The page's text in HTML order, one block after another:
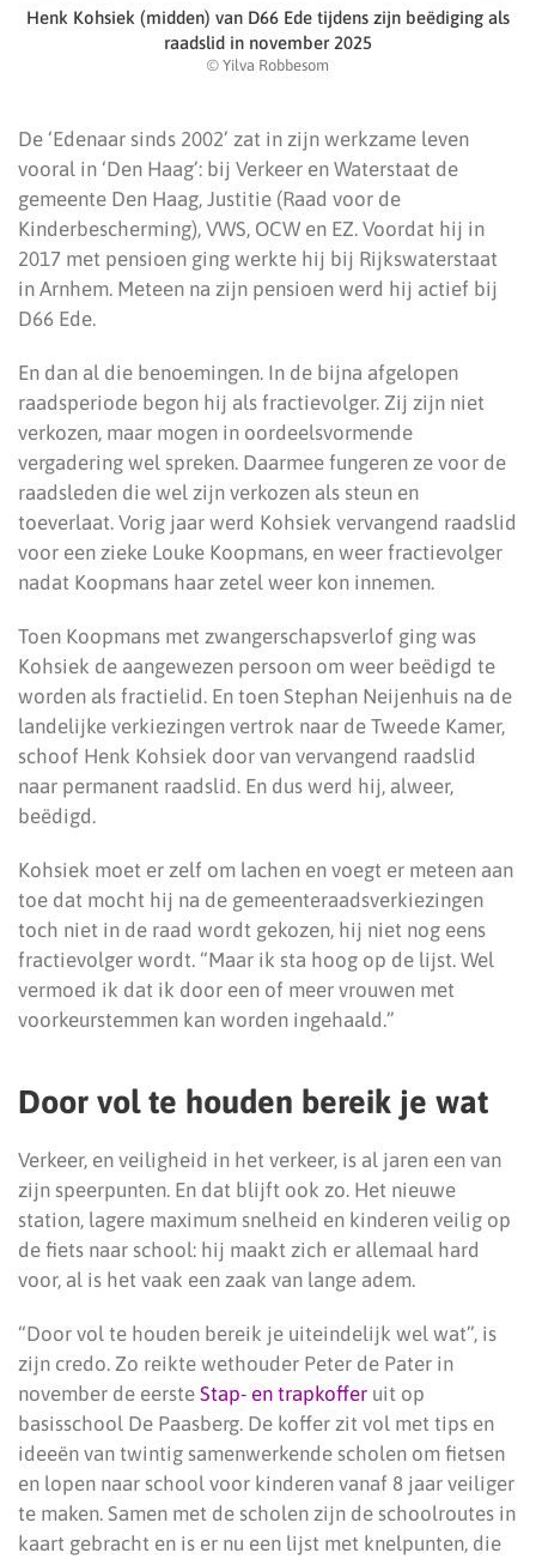
Henk Kohsiek (midden) van D66 Ede tijdens zijn beëdiging als
raadslid in november 2025
© Yilva Robbesom
De ‘Edenaar sinds 2002’ zat in zijn werkzame leven
vooral in ‘Den Haag’: bij Verkeer en Waterstaat de
gemeente Den Haag, Justitie (Raad voor de
Kinderbescherming), VWS, OCW en EZ. Voordat hij in
2017 met pensioen ging werkte hij bij Rijkswaterstaat
in Arnhem. Meteen na zijn pensioen werd hij actief bij
D66 Ede.
En dan al die benoemingen. In de bijna afgelopen
raadsperiode begon hij als fractievolger. Zij zijn niet
verkozen, maar mogen in oordeelsvormende
vergadering wel spreken. Daarmee fungeren ze voor de
raadsleden die wel zijn verkozen als steun en
toeverlaat. Vorig jaar werd Kohsiek vervangend raadslid
voor een zieke Louke Koopmans, en weer fractievolger
nadat Koopmans haar zetel weer kon innemen.
Toen Koopmans met zwangerschapsverlof ging was
Kohsiek de aangewezen persoon om weer beëdigd te
worden als fractielid. En toen Stephan Neijenhuis na de
landelijke verkiezingen vertrok naar de Tweede Kamer,
schoof Henk Kohsiek door van vervangend raadslid
naar permanent raadslid. En dus werd hij, alweer,
beëdigd.
Kohsiek moet er zelf om lachen en voegt er meteen aan
toe dat mocht hij na de gemeenteraadsverkiezingen
toch niet in de raad wordt gekozen, hij niet nog eens
fractievolger wordt. “Maar ik sta hoog op de lijst. Wel
vermoed ik dat ik door een of meer vrouwen met
voorkeurstemmen kan worden ingehaald.”
Door vol te houden bereik je wat
Verkeer, en veiligheid in het verkeer, is al jaren een van
zijn speerpunten. En dat blijft ook zo. Het nieuwe
station, lagere maximum snelheid en kinderen veilig op
de fiets naar school: hij maakt zich er allemaal hard
voor, al is het vaak een zaak van lange adem.
“Door vol te houden bereik je uiteindelijk wel wat”, is
zijn credo. Zo reikte wethouder Peter de Pater in
november de eerste Stap- en trapkoffer uit op
basisschool De Paasberg. De koffer zit vol met tips en
ideeën van twintig samenwerkende scholen om fietsen
en lopen naar school voor kinderen vanaf 8 jaar veiliger
te maken. Samen met de scholen zijn de schoolroutes in
kaart gebracht en is er nu een lijst met knelpunten, die